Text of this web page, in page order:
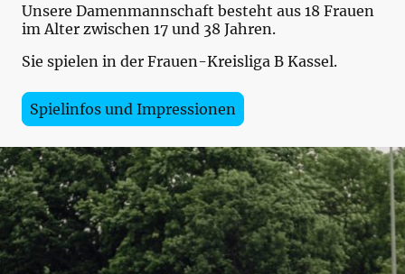
Unsere Damenmannschaft besteht aus 18 Frauen
im Alter zwischen 17 und 38 Jahren.
Sie spielen in der Frauen-Kreisliga B Kassel.
Spielinfos und Impressionen